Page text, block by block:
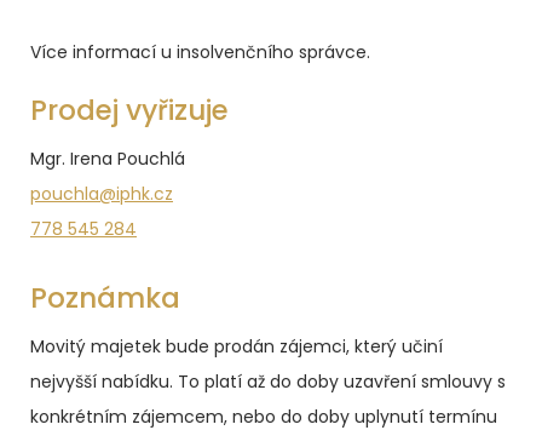
Více informací u insolvenčního správce.
Prodej vyřizuje
Mgr. Irena Pouchlá
pouchla@iphk.cz
778 545 284
Poznámka
Movitý majetek bude prodán zájemci, který učiní
nejvyšší nabídku. To platí až do doby uzavření smlouvy s
konkrétním zájemcem, nebo do doby uplynutí termínu